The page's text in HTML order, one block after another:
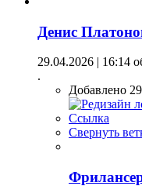
Денис
29.04.2026 | 16:14
.
Добавлено
Ссылка
Свернуть